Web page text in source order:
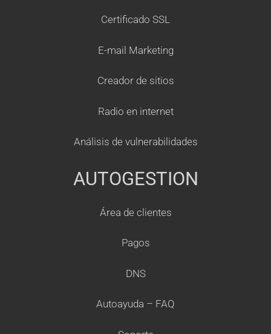
Certificado SSL
E-mail Marketing
Creador de sitios
Radio en internet
Análisis de vulnerabilidades
AUTOGESTION
Área de clientes
Pagos
DNS
Autoayuda – FAQ